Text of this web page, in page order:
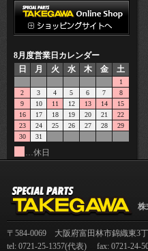
8月度営業日カレンダー
日
月 火 水 木 金 土
1
2
3 4 5 6 7
8
9
10 11 12 13 14
15
16
17 18 19 20 21
22
23
24 25 26 27 28
29
30
31
…休日
株
〒584-0069 大阪府富田林市錦織東3
tel: 0721-25-1357(代表) fax: 0721-24-